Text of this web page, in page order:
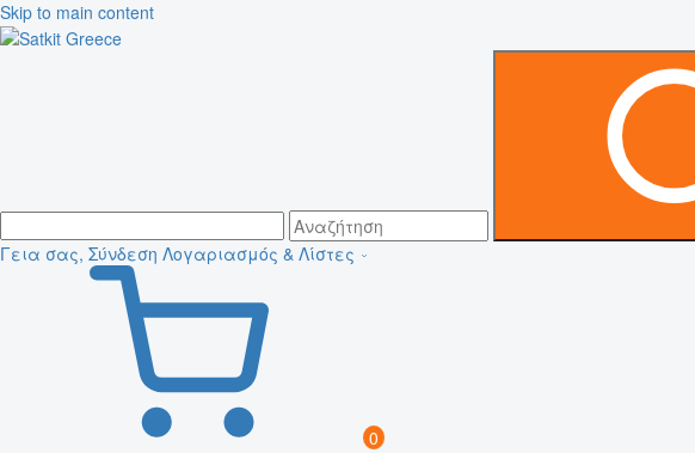
Skip to main content
Γεια σας, Σύνδεση Λογαριασμός & Λίστες
0